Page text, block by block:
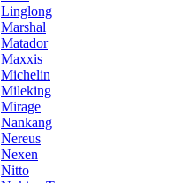
Linglong
Marshal
Matador
Maxxis
Michelin
Mileking
Mirage
Nankang
Nereus
Nexen
Nitto